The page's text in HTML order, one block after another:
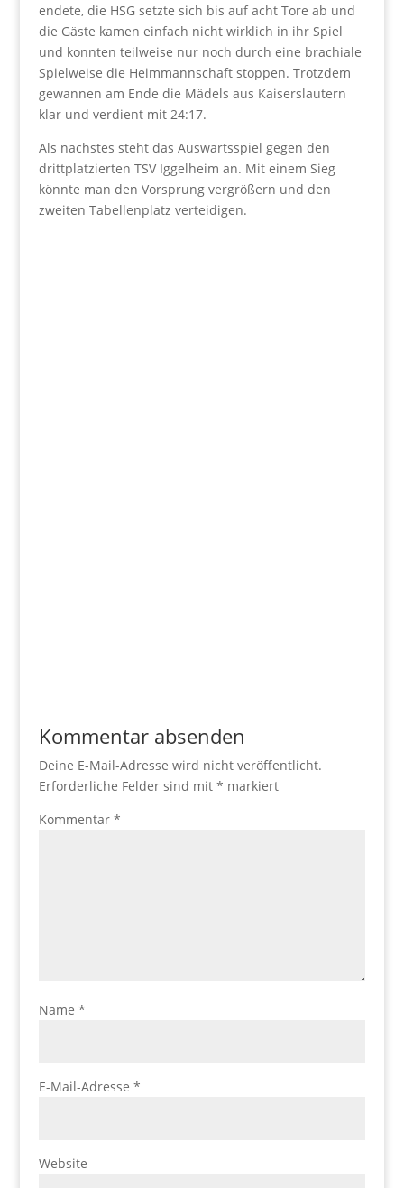
endete, die HSG setzte sich bis auf acht Tore ab und
die Gäste kamen einfach nicht wirklich in ihr Spiel
und konnten teilweise nur noch durch eine brachiale
Spielweise die Heimmannschaft stoppen. Trotzdem
gewannen am Ende die Mädels aus Kaiserslautern
klar und verdient mit 24:17.
Als nächstes steht das Auswärtsspiel gegen den
drittplatzierten TSV Iggelheim an. Mit einem Sieg
könnte man den Vorsprung vergrößern und den
zweiten Tabellenplatz verteidigen.
Kommentar absenden
Deine E-Mail-Adresse wird nicht veröffentlicht.
Erforderliche Felder sind mit * markiert
Kommentar *
Name *
E-Mail-Adresse *
Website